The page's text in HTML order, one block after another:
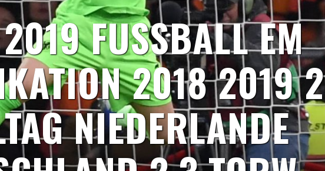
FUSSBALL EM
2018 2019 2
NIEDERLANDE